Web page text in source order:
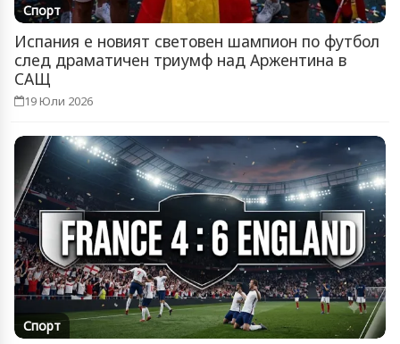
Спорт
Испания е новият световен шампион по футбол
след драматичен триумф над Аржентина в
САЩ
19 Юли 2026
Спорт